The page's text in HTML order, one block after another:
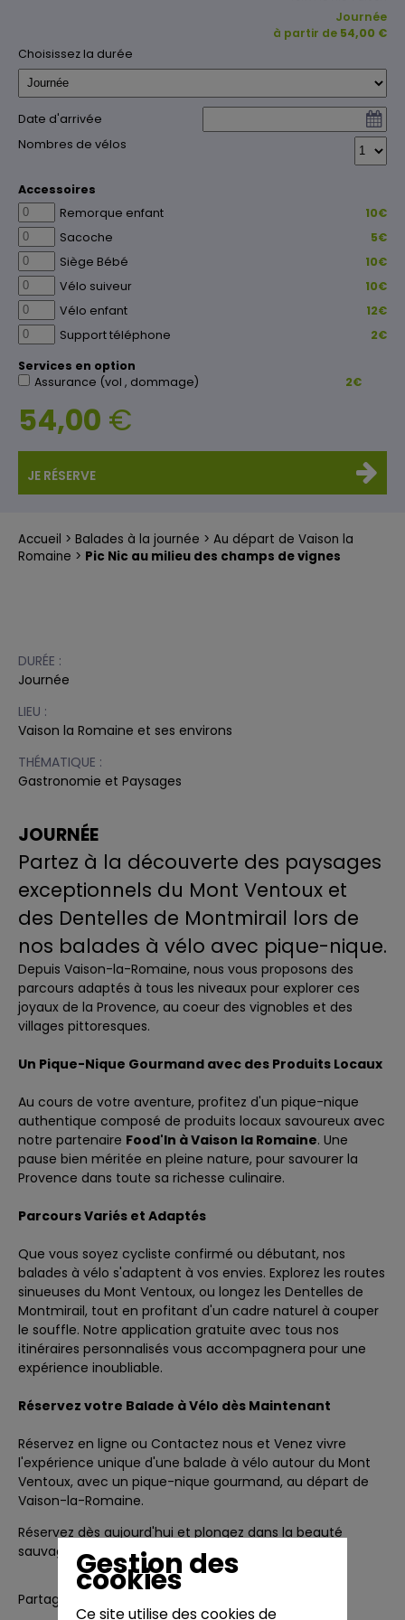
Journée
à partir de 54,00 €
Choisissez la durée
Date d'arrivée
Nombres de vélos
Accessoires
Remorque enfant
10€
Sacoche
5€
Siège Bébé
10€
Vélo suiveur
10€
Vélo enfant
12€
Support téléphone
2€
Services en option
Assurance (vol , dommage)
2€
54,00 €
JE RÉSERVE
Accueil Balades à la journée
Au départ de Vaison la
Romaine
Pic Nic au milieu des champs de vignes
DURÉE :
Journée
LIEU :
Vaison la Romaine et ses environs
THÉMATIQUE :
Gastronomie et Paysages
JOURNÉE
Partez à la découverte des paysages
exceptionnels du Mont Ventoux et
des Dentelles de Montmirail lors de
nos balades à vélo avec pique-nique.
Depuis Vaison-la-Romaine, nous vous proposons des
parcours adaptés à tous les niveaux pour explorer ces
joyaux de la Provence, au coeur des vignobles et des
villages pittoresques.
Un Pique-Nique Gourmand avec des Produits Locaux
Au cours de votre aventure, profitez d'un pique-nique
authentique composé de produits locaux savoureux avec
notre partenaire Food'In à Vaison la Romaine. Une
pause bien méritée en pleine nature, pour savourer la
Provence dans toute sa richesse culinaire.
Parcours Variés et Adaptés
Que vous soyez cycliste confirmé ou débutant, nos
balades à vélo s'adaptent à vos envies. Explorez les routes
sinueuses du Mont Ventoux, ou longez les Dentelles de
Montmirail, tout en profitant d'un cadre naturel à couper
le souffle. Notre application gratuite avec tous nos
itinéraires personnalisés vous accompagnera pour une
expérience inoubliable.
Réservez votre Balade à Vélo dès Maintenant
Réservez en ligne ou Contactez nous et Venez vivre
l'expérience unique d'une balade à vélo autour du Mont
Ventoux, avec un pique-nique gourmand, au départ de
Vaison-la-Romaine.
Réservez dès aujourd'hui et plongez dans la beauté
sauvage de la Provence !
Partager
Gestion des
cookies
Ce site utilise des cookies de